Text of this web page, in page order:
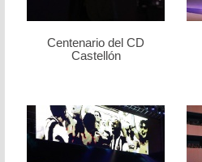
Centenario del CD
Castellón